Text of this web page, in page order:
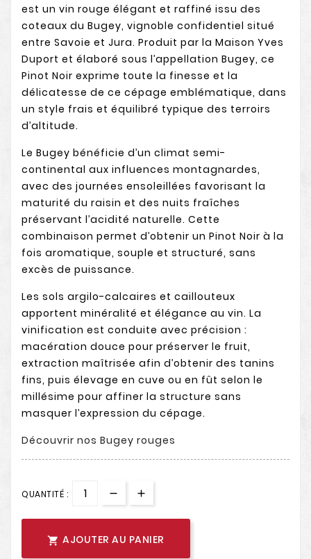
est un vin rouge élégant et raffiné issu des
coteaux du Bugey, vignoble confidentiel situé
entre Savoie et Jura. Produit par la Maison Yves
Duport et élaboré sous l’appellation Bugey, ce
Pinot Noir exprime toute la finesse et la
délicatesse de ce cépage emblématique, dans
un style frais et équilibré typique des terroirs
d’altitude.
Le Bugey bénéficie d’un climat semi-
continental aux influences montagnardes,
avec des journées ensoleillées favorisant la
maturité du raisin et des nuits fraîches
préservant l’acidité naturelle. Cette
combinaison permet d’obtenir un Pinot Noir à la
fois aromatique, souple et structuré, sans
excès de puissance.
Les sols argilo-calcaires et caillouteux
apportent minéralité et élégance au vin. La
vinification est conduite avec précision :
macération douce pour préserver le fruit,
extraction maîtrisée afin d’obtenir des tanins
fins, puis élevage en cuve ou en fût selon le
millésime pour affiner la structure sans
masquer l’expression du cépage.
Découvrir nos Bugey rouges
QUANTITÉ :
 AJOUTER AU PANIER